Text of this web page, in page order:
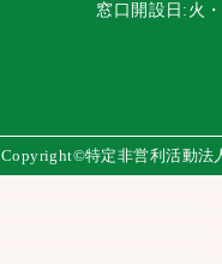
窓口開設日:火
Copyright©特定非営利活動法